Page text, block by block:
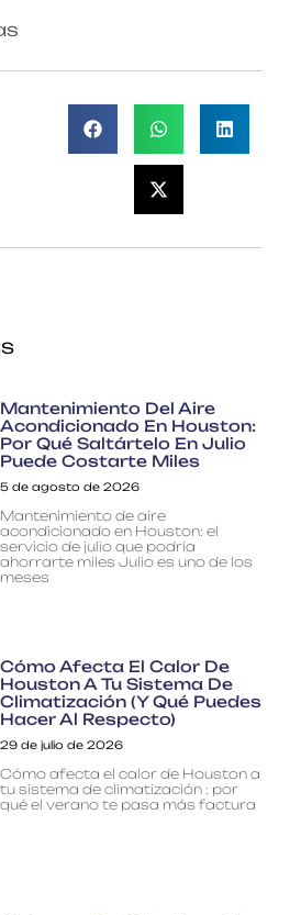
Mantenimiento Del Aire
Acondicionado En Houston:
Por Qué Saltártelo En Julio
Puede Costarte Miles
5 de agosto de 2026
Mantenimiento de aire
acondicionado en Houston: el
servicio de julio que podría
ahorrarte miles Julio es uno de los
meses
Cómo Afecta El Calor De
Houston A Tu Sistema De
Climatización (y Qué Puedes
Hacer Al Respecto)
29 de julio de 2026
Cómo afecta el calor de Houston a
tu sistema de climatización : por
qué el verano te pasa más factura